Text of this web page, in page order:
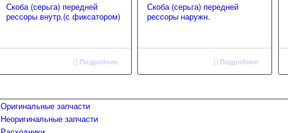
Скоба (серьга) передней
рессоры внутр.(с фиксатором)
Подробнее
Скоба (серьга) передней
рессоры наружн.
Подробнее
Оригинальные запчасти
Неоригинальные запчасти